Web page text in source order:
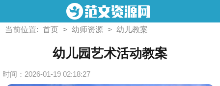
当前位置: 首页 > 幼师资源 > 幼儿教案
幼儿园艺术活动教案
时间：2026-01-19 02:18:27